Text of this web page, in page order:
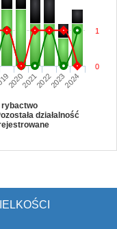
20202021202220232024
0
1
rybactwo
działalność